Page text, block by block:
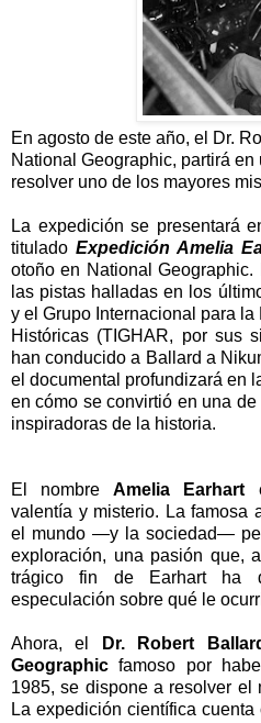
En agosto de este año, el Dr.
National Geographic, partirá
resolver uno de los mayores
La expedición se presentará
tituladoExpedición Amelia
otoño en National
las pistas halladas en los
y el Grupo Internacional para
Históricas (TIGHAR, por sus
han conducido a Ballard a
el documental profundizará en
en cómo se convirtió en una
inspiradoras de la historia.
El nombreAmelia Earhart
valentía y misterio. La famosa
el mundo —y la sociedad—
exploración, una pasión que,
trágico fin de Earhart ha
especulación sobre qué le
Ahora, el Dr. Robert
Geographic famoso por
1985, se dispone a resolver el
La expedición científica